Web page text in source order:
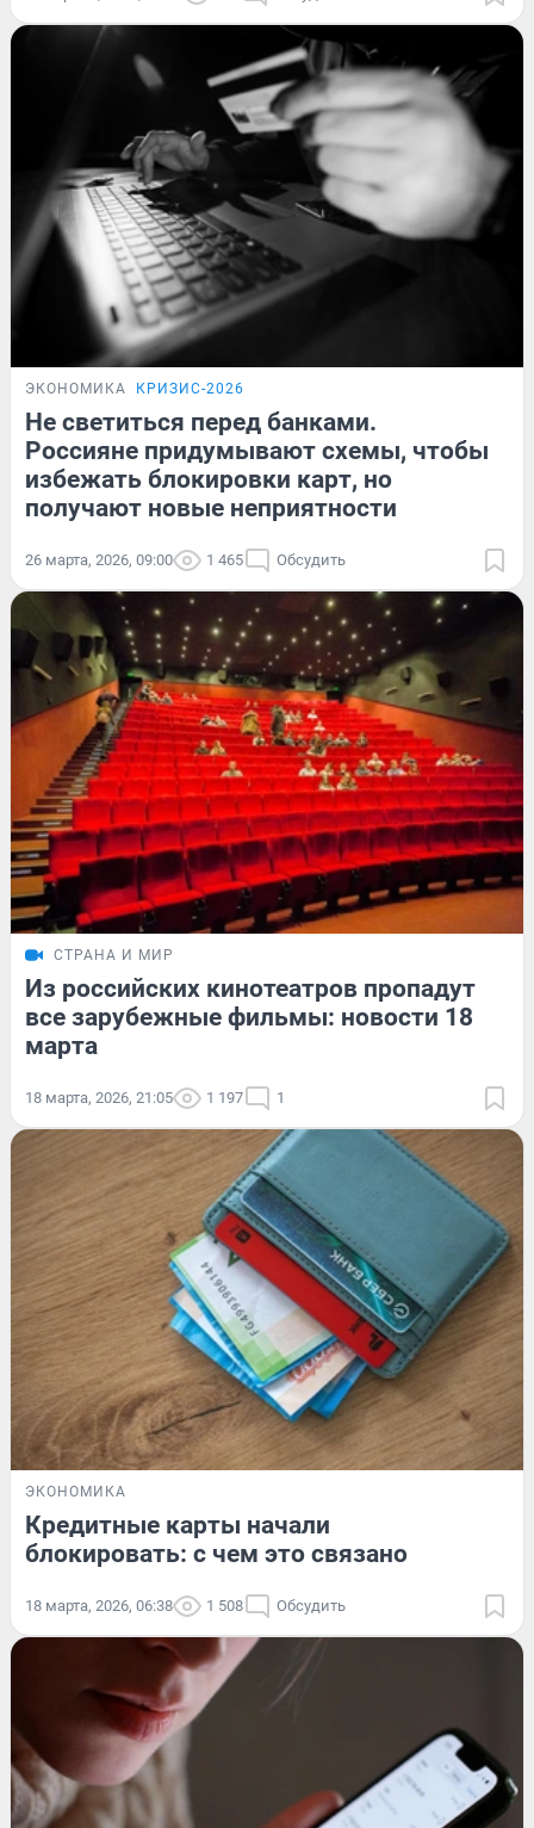
ЭКОНОМИКА КРИЗИС-2026
Не светиться перед банками.
Россияне придумывают схемы, чтобы
избежать блокировки карт, но
получают новые неприятности
26 марта, 2026, 09:00 1 465 Обсудить
СТРАНА И МИР
Из российских кинотеатров пропадут
все зарубежные фильмы: новости 18
марта
18 марта, 2026, 21:05 1 197 1
ЭКОНОМИКА
Кредитные карты начали
блокировать: с чем это связано
18 марта, 2026, 06:38 1 508 Обсудить